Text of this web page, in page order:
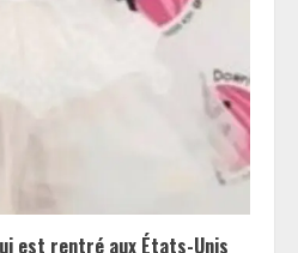
est rentré aux États-Unis